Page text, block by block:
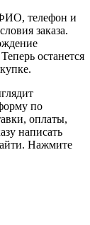
телефон и
заказа.
останется
по
оплаты,
написать
Нажмите